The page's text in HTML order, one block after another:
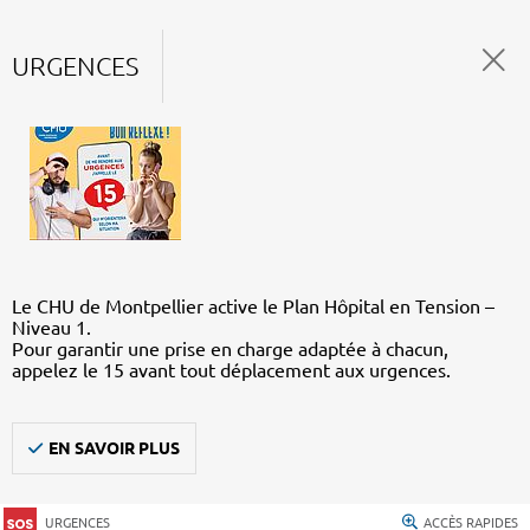
URGENCES
Le CHU de Montpellier active le Plan Hôpital en Tension –
Niveau 1.
Pour garantir une prise en charge adaptée à chacun,
appelez le 15 avant tout déplacement aux urgences.
EN SAVOIR PLUS
URGENCES ACCÈS RAPIDES